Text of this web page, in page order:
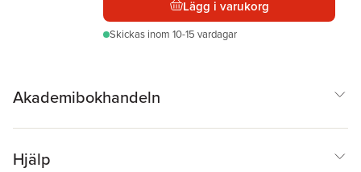
Lägg i varukorg
Skickas inom 10-15 vardagar
Akademibokhandeln
Hjälp